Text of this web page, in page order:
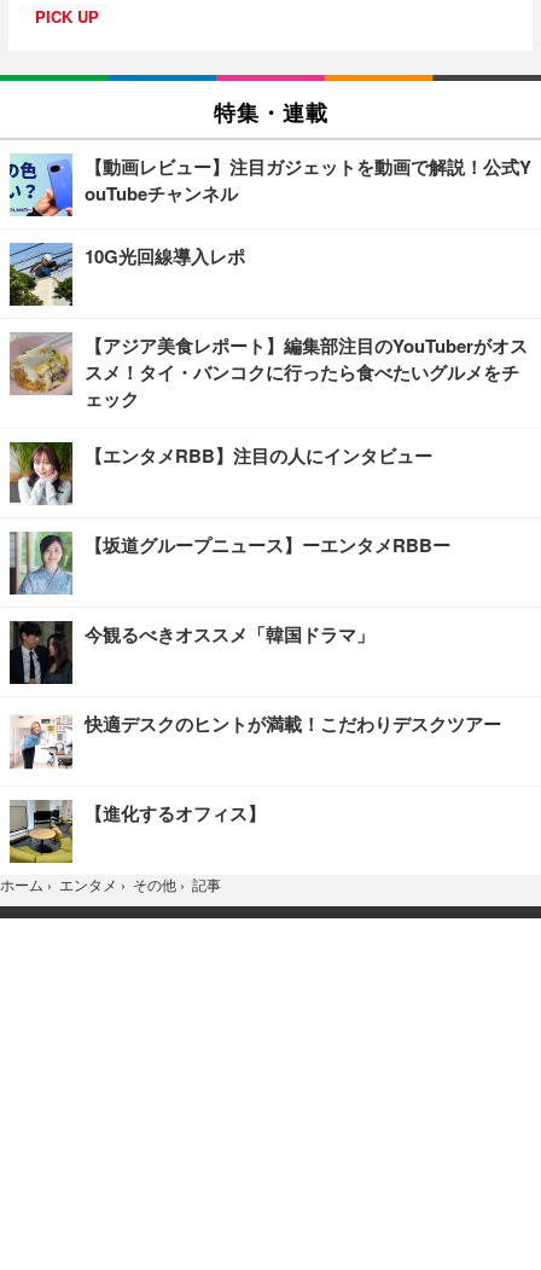
PICK UP
特集・連載
【動画レビュー】注目ガジェットを動画で解説！公式Y
ouTubeチャンネル
10G光回線導入レポ
【アジア美食レポート】編集部注目のYouTuberがオス
スメ！タイ・バンコクに行ったら食べたいグルメをチ
ェック
【エンタメRBB】注目の人にインタビュー
【坂道グループニュース】ーエンタメRBBー
今観るべきオススメ「韓国ドラマ」
快適デスクのヒントが満載！こだわりデスクツアー
【進化するオフィス】
ホーム › エンタメ › その他 › 記事